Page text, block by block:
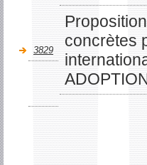
3829
concrètes